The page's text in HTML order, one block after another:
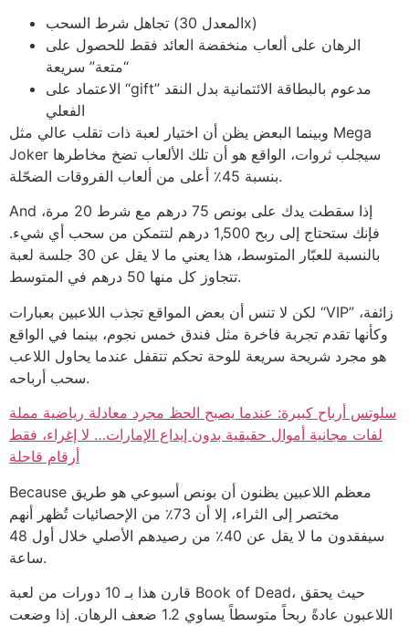
تجاهل شرط السحب (المعدل 30x)
الرهان على ألعاب منخفضة العائد فقط للحصول على
“متعة” سريعة
الاعتماد على “gift” مدعوم بالبطاقة الائتمانية بدل النقد
الفعلي
وبينما البعض يظن أن اختيار لعبة ذات تقلب عالي مثل Mega
Joker سيجلب ثروات، الواقع هو أن تلك الألعاب تضخ مخاطرها
بنسبة 45٪ أعلى من ألعاب الفروقات الضحّلة.
And إذا سقطت يدك على بونص 75 درهم مع شرط 20 مرة،
فإنك ستحتاج إلى ربح 1,500 درهم لتتمكن من سحب أي شيء.
بالنسبة للعبّار المتوسط، هذا يعني ما لا يقل عن 30 جلسة لعبة
تتجاوز كل منها 50 درهم في المتوسط.
لكن لا تنس أن بعض المواقع تجذب اللاعبين بعبارات “VIP” زائفة،
وكأنها تقدم تجربة فاخرة مثل فندق خمس نجوم، بينما في الواقع
هو مجرد شريحة سريعة للوحة تحكم تتقفل عندما يحاول اللاعب
سحب أرباحه.
سلوتس أرباح كبيرة: عندما يصبح الحظ مجرد معادلة رياضية مملة
لفات مجانية أموال حقيقية بدون إيداع الإمارات… لا إغراء، فقط
أرقام قاحلة
Because معظم اللاعبين يظنون أن بونص أسبوعي هو طريق
مختصر إلى الثراء، إلا أن 73٪ من الإحصائيات تُظهر أنهم
سيفقدون ما لا يقل عن 40٪ من رصيدهم الأصلي خلال أول 48
ساعة.
قارن هذا بـ 10 دورات من لعبة Book of Dead، حيث يحقق
اللاعبون عادةً ربحاً متوسطاً يساوي 1.2 ضعف الرهان. إذا وضعت